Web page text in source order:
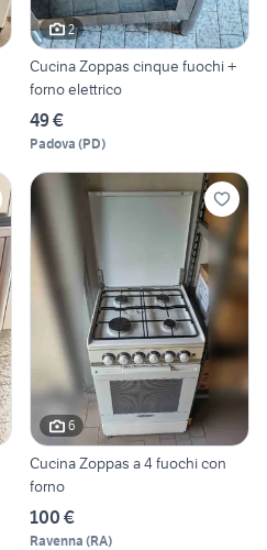
2
Cucina Zoppas cinque fuochi +
forno elettrico
49 €
Padova (PD)
6
Cucina Zoppas a 4 fuochi con
forno
100 €
Ravenna (RA)